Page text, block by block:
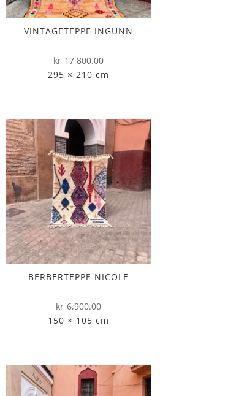
VINTAGETEPPE INGUNN
kr 17,800.00
295 × 210 cm
BERBERTEPPE NICOLE
kr 6,900.00
150 × 105 cm